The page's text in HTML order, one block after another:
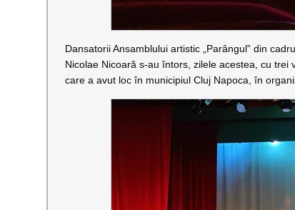
Dansatorii Ansamblului artistic „Parângul” din
Nicolae Nicoară s-au întors, zilele acestea, cu trei
care a avut loc în municipiul Cluj Napoca, în